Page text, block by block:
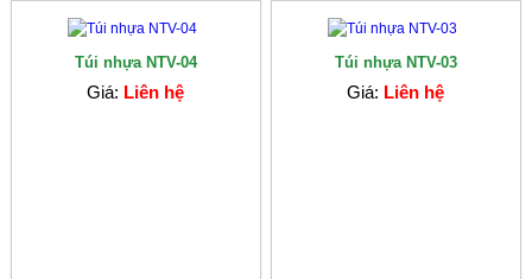
Túi nhựa NTV-04
Giá: Liên hệ
Túi nhựa NTV-03
Giá: Liên hệ